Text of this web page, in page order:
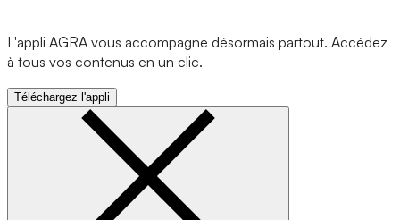
L'appli AGRA vous accompagne désormais partout. Accédez
à tous vos contenus en un clic.
Téléchargez l'appli